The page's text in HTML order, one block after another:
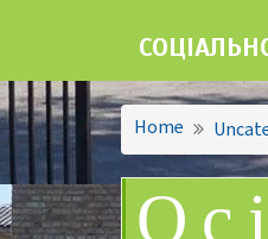
Home